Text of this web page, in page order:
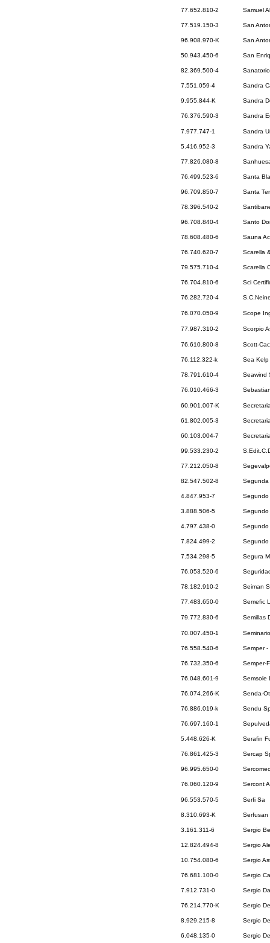
77.652.810-2 Samuel
77.519.150-3 San
96.908.970-K San
50.943.450-6 San
82.369.500-4
7.551.059-4 Sandra
9.955.844-K Sandra
76.376.590-3 Sandra
7.977.747-1 Sandra
5.416.952-3 Sandra
77.826.080-8
76.499.523-6 Santa
96.709.850-7 Santa
78.396.540-2
96.708.840-4 Santo
78.608.480-6 Sauna
76.740.620-7 Scarella
79.575.710-4 Scarella
76.704.810-6 Sci
76.282.720-4
76.070.050-9 Scope
77.987.310-2 Scorpio
76.610.800-8 Scott-
76.112.322-k Sea
78.791.610-4 Seawind
76.010.466-3
60.901.007-K
61.802.005-3
60.103.004-7
99.533.230-2
77.212.050-8
82.547.502-8 Segunda
4.847.953-7 Segundo
3.888.506-5 Segundo
4.797.438-0 Segundo
7.824.499-2 Segundo
7.534.298-5 Segura
76.053.520-6
78.182.910-2 Seiman
77.483.650-0 Semefic
79.772.830-6 Semillas
70.007.450-1
76.558.540-6 Semper -
76.732.350-6 Semper-
76.048.601-9 Semsole
76.074.266-K Senda-
76.886.019-k Sendu
76.697.160-1
5.448.626-K Serafin
76.861.425-3 Sercap
96.995.650-0
76.060.120-9 Sercont
96.553.570-5 Serfi Sa
8.310.693-K Serfusan
3.161.311-6 Sergio
12.824.494-8 Sergio
10.754.080-6 Sergio
76.681.100-0 Sergio
7.912.731-0 Sergio
76.214.770-K Sergio
8.929.215-8 Sergio
6.048.135-0 Sergio